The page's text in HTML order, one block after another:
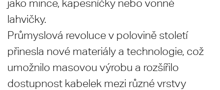
jako mince, kapesníčky nebo vonné
lahvičky.
Průmyslová revoluce v polovině století
přinesla nové materiály a technologie, což
umožnilo masovou výrobu a rozšířilo
dostupnost kabelek mezi různé vrstvy